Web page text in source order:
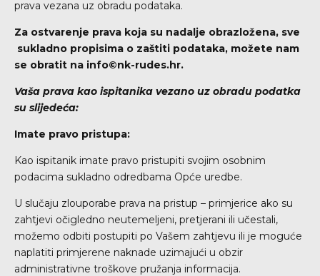
prava vezana uz obradu podataka.
Za ostvarenje prava koja su nadalje obrazložena, sve
sukladno propisima o zaštiti podataka, možete nam
se obratit na info©nk-rudes.hr.
Vaša prava kao ispitanika vezano uz obradu podatka
su slijedeća:
Imate pravo pristupa:
Kao ispitanik imate pravo pristupiti svojim osobnim
podacima sukladno odredbama Opće uredbe.
U slučaju zlouporabe prava na pristup – primjerice ako su
zahtjevi očigledno neutemeljeni, pretjerani ili učestali,
možemo odbiti postupiti po Vašem zahtjevu ili je moguće
naplatiti primjerene naknade uzimajući u obzir
administrativne troškove pružanja informacija.